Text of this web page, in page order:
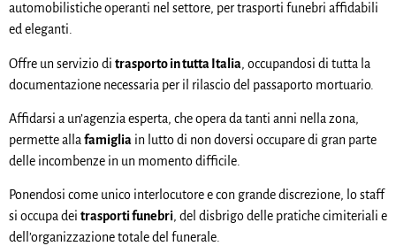
automobilistiche operanti nel settore, per trasporti funebri affidabili
ed eleganti.
Offre un servizio di trasporto in tutta Italia, occupandosi di tutta la
documentazione necessaria per il rilascio del passaporto mortuario.
Affidarsi a un’agenzia esperta, che opera da tanti anni nella zona,
permette alla famiglia in lutto di non doversi occupare di gran parte
delle incombenze in un momento difficile.
Ponendosi come unico interlocutore e con grande discrezione, lo staff
si occupa dei trasporti funebri, del disbrigo delle pratiche cimiteriali e
dell’organizzazione totale del funerale.